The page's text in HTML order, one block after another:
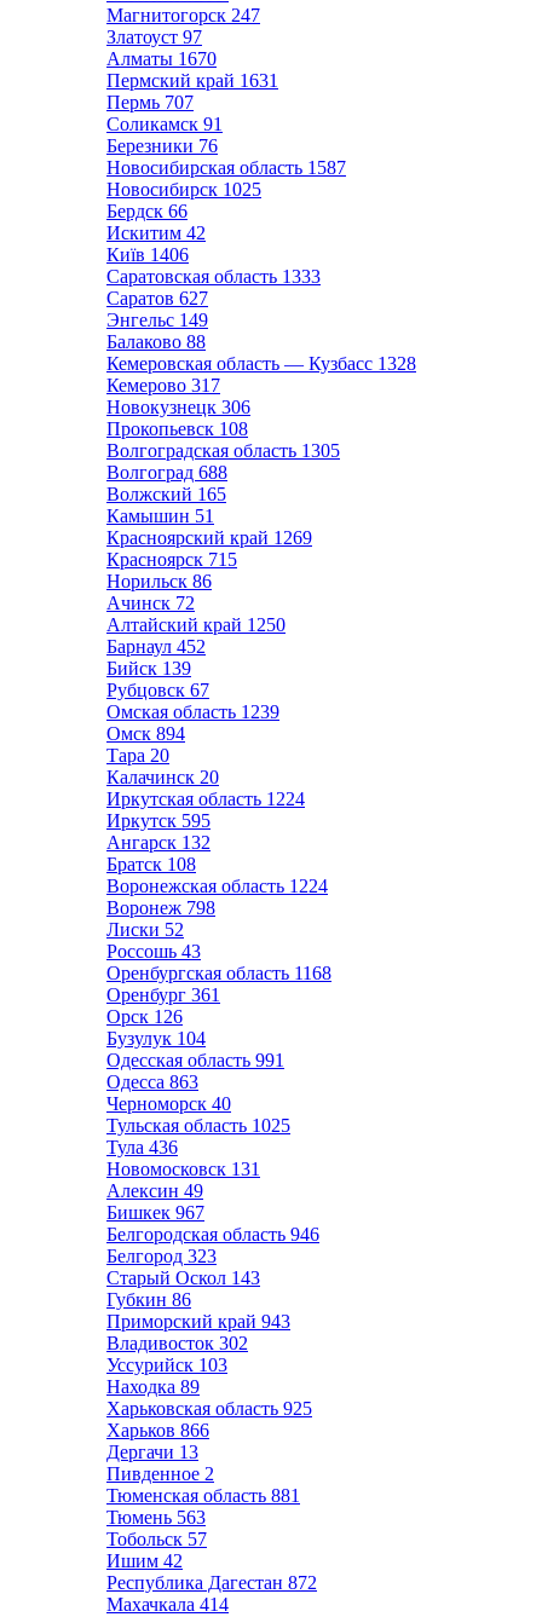
Магнитогорск 247
Златоуст 97
Алматы 1670
Пермский край 1631
Пермь 707
Соликамск 91
Березники 76
Новосибирская область 1587
Новосибирск 1025
Бердск 66
Искитим 42
Київ 1406
Саратовская область 1333
Саратов 627
Энгельс 149
Балаково 88
Кемеровская область — Кузбасс 1328
Кемерово 317
Новокузнецк 306
Прокопьевск 108
Волгоградская область 1305
Волгоград 688
Волжский 165
Камышин 51
Красноярский край 1269
Красноярск 715
Норильск 86
Ачинск 72
Алтайский край 1250
Барнаул 452
Бийск 139
Рубцовск 67
Омская область 1239
Омск 894
Тара 20
Калачинск 20
Иркутская область 1224
Иркутск 595
Ангарск 132
Братск 108
Воронежская область 1224
Воронеж 798
Лиски 52
Россошь 43
Оренбургская область 1168
Оренбург 361
Орск 126
Бузулук 104
Одесская область 991
Одесса 863
Черноморск 40
Тульская область 1025
Тула 436
Новомосковск 131
Алексин 49
Бишкек 967
Белгородская область 946
Белгород 323
Старый Оскол 143
Губкин 86
Приморский край 943
Владивосток 302
Уссурийск 103
Находка 89
Харьковская область 925
Харьков 866
Дергачи 13
Пивденное 2
Тюменская область 881
Тюмень 563
Тобольск 57
Ишим 42
Республика Дагестан 872
Махачкала 414